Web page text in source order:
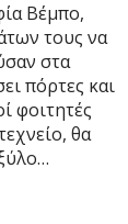
Βέμπο,
τους να
στα
πόρτες και
φοιτητές
θα